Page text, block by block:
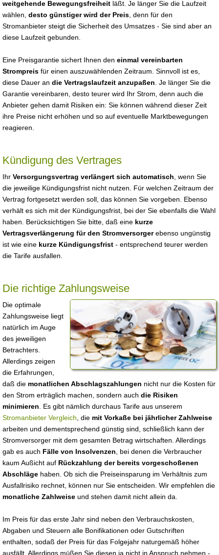
weitgehende Bewegungsfreiheit läßt. Je länger Sie die Laufzeit
wählen, desto günstiger wird der Preis , denn für den
Stromanbieter steigt die Sicherheit des Umsatzes - Sie sind aber an
diese Laufzeit gebunden.
Eine Preisgarantie sichert Ihnen den einmal vereinbarten
Strompreis für einen auszuwählenden Zeitraum. Sinnvoll ist es,
diese Dauer an die Vertragslaufzeit anzupaßen . Je länger Sie die
Garantie vereinbaren, desto teurer wird Ihr Strom, denn auch die
Anbieter gehen damit Risiken ein: Sie können während dieser Zeit
ihre Preise nicht erhöhen und so auf eventuelle Marktbewegungen
reagieren.
Kündigung des Vertrages
Ihr Versorgungsvertrag verlängert sich automatisch , wenn Sie
die jeweilige Kündigungsfrist nicht nutzen. Für welchen Zeitraum der
Vertrag fortgesetzt werden soll, das können Sie vorgeben. Ebenso
verhält es sich mit der Kündigungsfrist, bei der Sie ebenfalls die Wahl
haben. Berücksichtigen Sie bitte, daß eine kurze
Vertragsverlängerung für den Stromversorgerebenso ungünstig
ist wie eine kurze Kündigungsfrist - entsprechend teurer werden
die Tarife ausfallen.
Die richtige Zahlungsweise
Die optimale
Zahlungsweise liegt
natürlich im Auge
des jeweiligen
Betrachters.
Allerdings zeigen
die Erfahrungen,
daß die monatlichen Abschlagszahlungen nicht nur die Kosten für
den Strom erträglich machen, sondern auch die Risiken
minimieren . Es gibt nämlich durchaus Tarife aus unserem
Stromanbieter Vergleich , die mit Vorkaße bei jährlicher Zahlweise
arbeiten und dementsprechend günstig sind, schließlich kann der
Stromversorger mit dem gesamten Betrag wirtschaften. Allerdings
gab es auch Fälle von Insolvenzen , bei denen die Verbraucher
kaum Außicht auf Rückzahlung der bereits vorgeschoßenen
Abschläge haben. Ob sich die Preiseinsparung im Verhältnis zum
Ausfallrisiko rechnet, können nur Sie entscheiden. Wir empfehlen die
monatliche Zahlweise und stehen damit nicht allein da.
Im Preis für das erste Jahr sind neben den Verbrauchskosten,
Abgaben und Steuern alle Bonifikationen oder Gutschriften
enthalten, sodaß der Preis für das Folgejahr naturgemäß höher
ausfällt. Allerdings müßen Sie diesen ja nicht in Anspruch nehmen -